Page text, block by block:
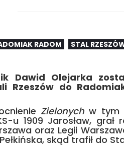
RADOM STAL
Dawid Olejarka
Rzeszów do
Zielonych w tym
u 1909 Jarosław, grał
oraz Legii
skąd trafił do